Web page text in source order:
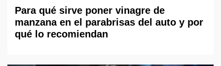
Para qué sirve poner vinagre de
manzana en el parabrisas del auto y por
qué lo recomiendan